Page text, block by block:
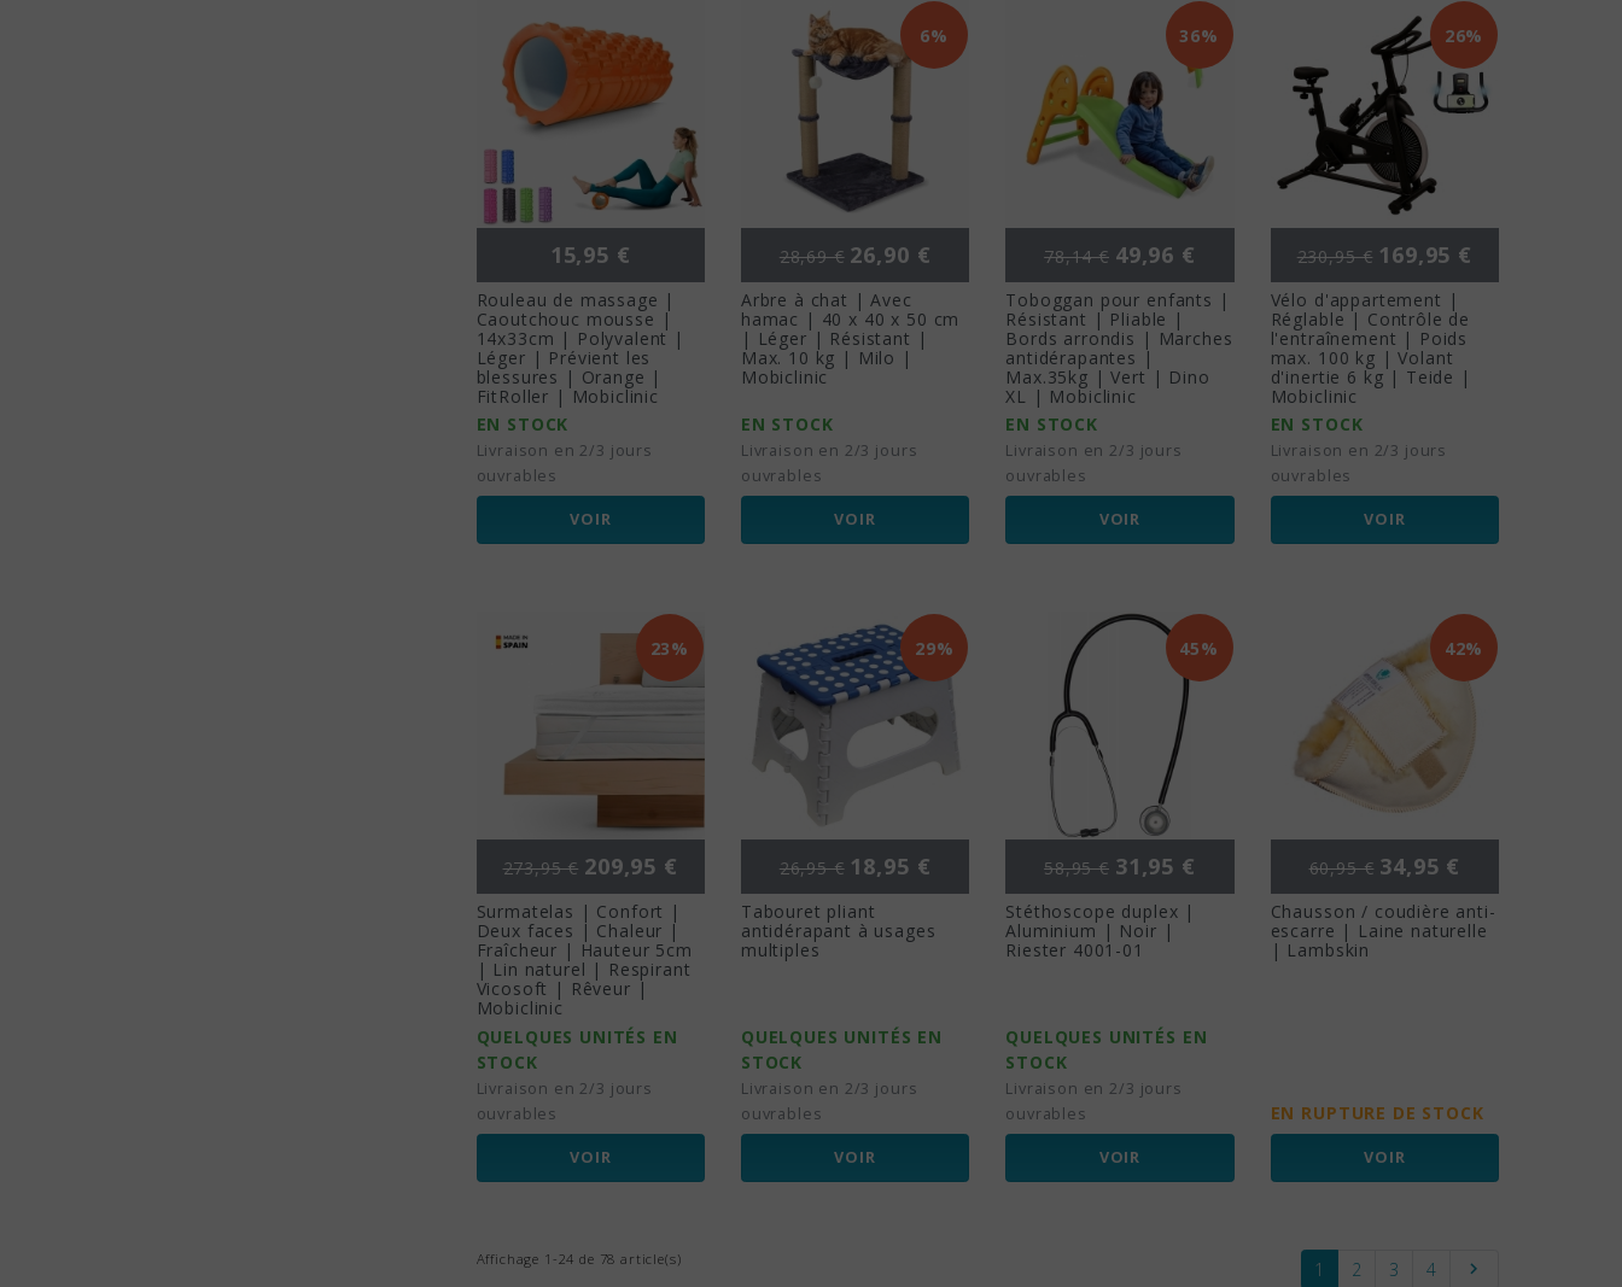
Prix
15,95 €
Rouleau de massage |
Caoutchouc mousse |
14x33cm | Polyvalent |
Léger | Prévient les
blessures | Orange |
FitRoller | Mobiclinic
EN STOCK
Livraison en 2/3 jours
ouvrables
VOIR
Prix de base
28,69 € Prix
26,90 €
Arbre à chat | Avec
hamac | 40 x 40 x 50 cm
| Léger | Résistant |
Max. 10 kg | Milo |
Mobiclinic
6%
EN STOCK
Livraison en 2/3 jours
ouvrables
VOIR
Prix de base
78,14 € Prix
49,96 €
Toboggan pour enfants |
Résistant | Pliable |
Bords arrondis | Marches
antidérapantes |
Max.35kg | Vert | Dino
XL | Mobiclinic
36%
EN STOCK
Livraison en 2/3 jours
ouvrables
VOIR
Prix de base
230,95 € Prix
169,95 €
Vélo d'appartement |
Réglable | Contrôle de
l'entraînement | Poids
max. 100 kg | Volant
d'inertie 6 kg | Teide |
Mobiclinic
26%
EN STOCK
Livraison en 2/3 jours
ouvrables
VOIR
Prix de base
273,95 € Prix
209,95 €
Surmatelas | Confort |
Deux faces | Chaleur |
Fraîcheur | Hauteur 5cm
| Lin naturel | Respirant
Vicosoft | Rêveur |
Mobiclinic
23%
QUELQUES UNITÉS EN
STOCK
Livraison en 2/3 jours
ouvrables
VOIR
Prix de base
26,95 € Prix
18,95 €
Tabouret pliant
antidérapant à usages
multiples
29%
QUELQUES UNITÉS EN
STOCK
Livraison en 2/3 jours
ouvrables
VOIR
Prix de base
58,95 € Prix
31,95 €
Stéthoscope duplex |
Aluminium | Noir |
Riester 4001-01
45%
QUELQUES UNITÉS EN
STOCK
Livraison en 2/3 jours
ouvrables
VOIR
Prix de base
60,95 € Prix
34,95 €
Chausson / coudière anti-
escarre | Laine naturelle
| Lambskin
42%
EN RUPTURE DE STOCK
VOIR
Affichage 1-24 de 78 article(s) 1 2 3 4 Suivant
